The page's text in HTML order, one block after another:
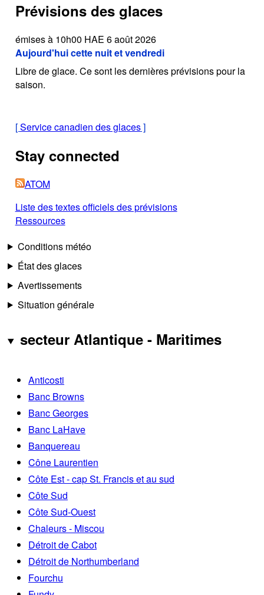
Prévisions des glaces
émises à 10h00 HAE 6 août 2026
Aujourd'hui cette nuit et vendredi
Libre de glace. Ce sont les dernières prévisions pour la
saison.
[Service canadien des glaces]
Stay connected
ATOM
Liste des textes officiels des prévisions
Ressources
Conditions météo
État des glaces
Avertissements
Situation générale
secteur Atlantique - Maritimes
Anticosti
Banc Browns
Banc Georges
Banc LaHave
Banquereau
Cône Laurentien
Côte Est - cap St. Francis et au sud
Côte Sud
Côte Sud-Ouest
Chaleurs - Miscou
Détroit de Cabot
Détroit de Northumberland
Fourchu